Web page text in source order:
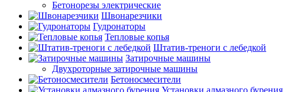
Бетонорезы электрические
Швонарезчики
Гудронаторы
Тепловые копья
Штатив-треноги с лебедкой
Затирочные машины
Двухроторные затирочные машины
Бетоносмесители
Установки алмазного бурения